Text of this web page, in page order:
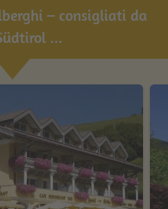
– consigliati da
...